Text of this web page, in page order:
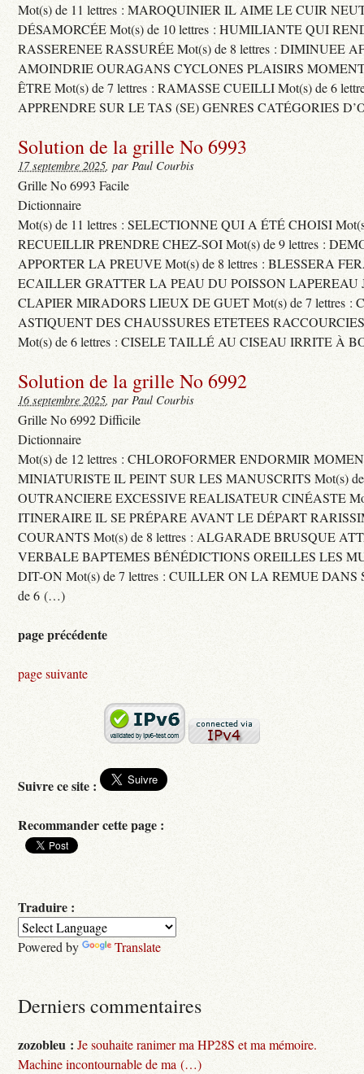
Mot(s) de 11 lettres : MAROQUINIER IL AIME LE CUIR
DÉSAMORCÉE Mot(s) de 10 lettres : HUMILIANTE QUI
RASSERENEE RASSURÉE Mot(s) de 8 lettres : DIMINUEE
AMOINDRIE OURAGANS CYCLONES PLAISIRS
ÊTRE Mot(s) de 7 lettres : RAMASSE CUEILLI Mot(s) de 6
APPRENDRE SUR LE TAS (SE) GENRES CATÉGORIES
Solution de la grille No 6993
17 septembre 2025, par Paul Courbis
Grille No 6993 Facile
Dictionnaire
Mot(s) de 11 lettres : SELECTIONNE QUI A ÉTÉ CHOISI
RECUEILLIR PRENDRE CHEZ-SOI Mot(s) de 9 lettres :
APPORTER LA PREUVE Mot(s) de 8 lettres : BLESSERA
ECAILLER GRATTER LA PEAU DU POISSON LAPEREAU
CLAPIER MIRADORS LIEUX DE GUET Mot(s) de 7 lettres :
ASTIQUENT DES CHAUSSURES ETETEES
Mot(s) de 6 lettres : CISELE TAILLÉ AU CISEAU IRRITE À
Solution de la grille No 6992
16 septembre 2025, par Paul Courbis
Grille No 6992 Difficile
Dictionnaire
Mot(s) de 12 lettres : CHLOROFORMER ENDORMIR
MINIATURISTE IL PEINT SUR LES MANUSCRITS Mot(s) de
OUTRANCIERE EXCESSIVE REALISATEUR CINÉASTE
ITINERAIRE IL SE PRÉPARE AVANT LE DÉPART
COURANTS Mot(s) de 8 lettres : ALGARADE BRUSQUE
VERBALE BAPTEMES BÉNÉDICTIONS OREILLES LES
DIT-ON Mot(s) de 7 lettres : CUILLER ON LA REMUE DANS
de 6 (…)
page précédente
page suivante
Suivre ce site :
Recommander cette page :
Traduire :
Powered by Translate
Derniers commentaires
zozobleu : Je souhaite ranimer ma HP28S et ma mémoire.
Machine incontournable de ma (…)